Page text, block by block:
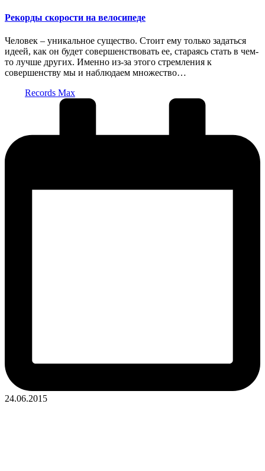
Рекорды скорости на велосипеде
Человек – уникальное существо. Стоит ему только задаться
идеей, как он будет совершенствовать ее, стараясь стать в чем-
то лучше других. Именно из-за этого стремления к
совершенству мы и наблюдаем множество…
Records Max
24.06.2015